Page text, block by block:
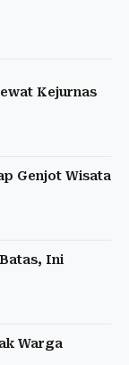
Kejurnas
Genjot Wisata
Ini
Warga